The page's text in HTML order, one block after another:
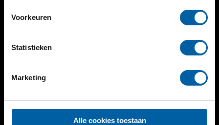
Voorkeuren
Statistieken
Marketing
Alle cookies toestaan